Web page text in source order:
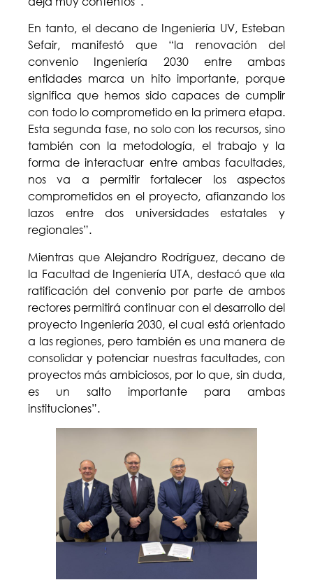
En tanto, el decano de Ingeniería UV, Esteban
Sefair, manifestó que “la renovación del
convenio Ingeniería 2030 entre ambas
entidades marca un hito importante, porque
significa que hemos sido capaces de cumplir
con todo lo comprometido en la primera etapa.
Esta segunda fase, no solo con los recursos, sino
también con la metodología, el trabajo y la
forma de interactuar entre ambas facultades,
nos va a permitir fortalecer los aspectos
comprometidos en el proyecto, afianzando los
lazos entre dos universidades estatales y
regionales”.
Mientras que Alejandro Rodríguez, decano de
la Facultad de Ingeniería UTA, destacó que «la
ratificación del convenio por parte de ambos
rectores permitirá continuar con el desarrollo del
proyecto Ingeniería 2030, el cual está orientado
a las regiones, pero también es una manera de
consolidar y potenciar nuestras facultades, con
proyectos más ambiciosos, por lo que, sin duda,
es un salto importante para ambas
instituciones”.